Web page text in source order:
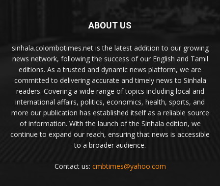
ABOUT US
sinhala.colombotimes.net is the latest addition to our growing
news network, following the success of our English and Tamil
editions. As a trusted and dynamic news platform, we are
committed to delivering accurate and timely news to Sinhala
readers. Covering a wide range of topics including local and
international affairs, politics, economics, health, sports, and
more our publication has established itself as a reliable source
of information. With the launch of the Sinhala edition, we
continue to expand our reach, ensuring that news is accessible
to a broader audience.
Contact us: cmbtimes@yahoo.com